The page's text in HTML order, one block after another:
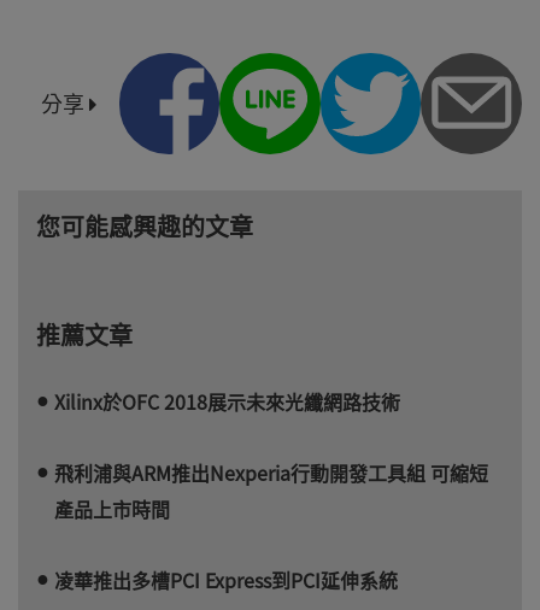
分享
您可能感興趣的文章
推薦文章
Xilinx於OFC 2018展示未來光纖網路技術
飛利浦與ARM推出Nexperia行動開發工具組 可縮短
產品上市時間
凌華推出多槽PCI Express到PCI延伸系統